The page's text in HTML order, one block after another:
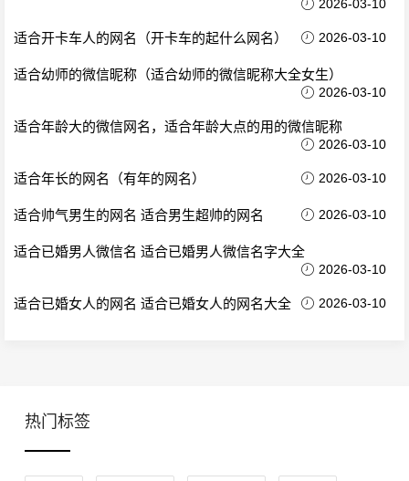
2026-03-10
适合开卡车人的网名（开卡车的起什么网名） 2026-03-10
适合幼师的微信昵称（适合幼师的微信昵称大全女生）
2026-03-10
适合年龄大的微信网名，适合年龄大点的用的微信昵称
2026-03-10
适合年长的网名（有年的网名） 2026-03-10
适合帅气男生的网名 适合男生超帅的网名 2026-03-10
适合已婚男人微信名 适合已婚男人微信名字大全
2026-03-10
适合已婚女人的网名 适合已婚女人的网名大全 2026-03-10
热门标签